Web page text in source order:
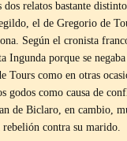
relatos bastante
el de Gregorio de
Según el cronista
Ingunda porque se
Tours como en otras
godos como causa de
de Biclaro, en cambio,
contra su marido.